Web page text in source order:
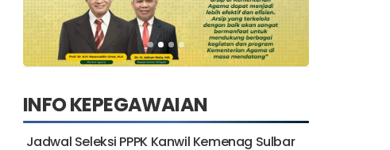
INFO KEPEGAWAIAN
Jadwal Seleksi PPPK Kanwil Kemenag Sulbar